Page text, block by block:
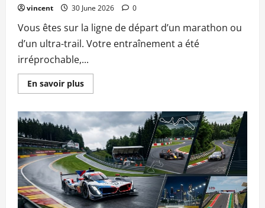
vincent 30 June 2026 0
Vous êtes sur la ligne de départ d’un marathon ou
d’un ultra-trail. Votre entraînement a été
irréprochable,...
En savoir plusRead
more
optimiser
votre
stratégie
de
ravitaillement
en
endurance